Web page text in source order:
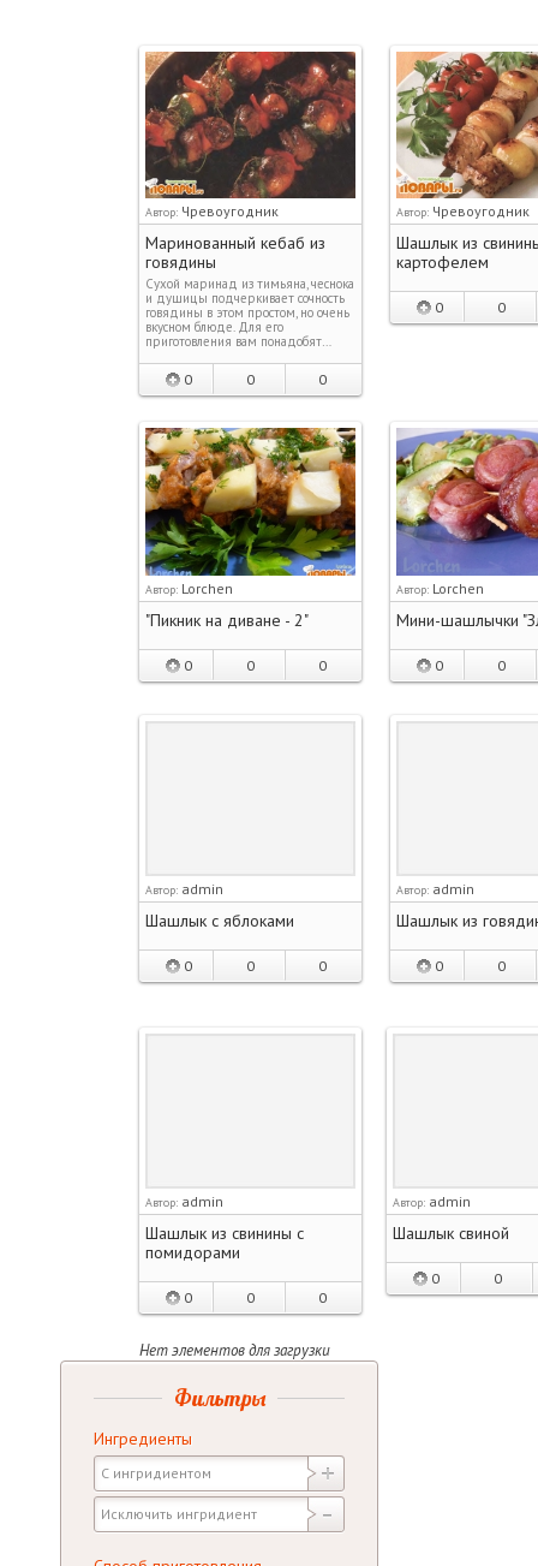
Автор: Чревоугодник
Маринованный кебаб из
говядины
Сухой маринад из тимьяна, чеснока
и душицы подчеркивает сочность
говядины в этом простом, но очень
вкусном блюде. Для его
приготовления вам понадобят…
0 0 0
Автор: Чревоугодник
Шашлык из
картофелем
0 0
Автор: Lorchen
"Пикник на диване - 2"
0 0 0
Автор: Lorchen
Мини-шашлычки
0 0
Автор: admin
Шашлык с яблоками
0 0 0
Автор: admin
Шашлык из
0 0
Автор: admin
Шашлык из свинины с
помидорами
0 0 0
Автор: admin
Шашлык свиной
0 0